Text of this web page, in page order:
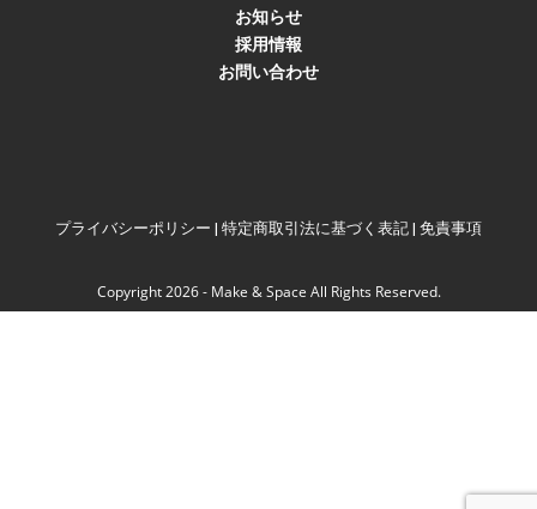
お知らせ
採用情報
お問い合わせ
新規ご予約！
新規ご予約！
プライバシーポリシー | 特定商取引法に基づく表記 | 免責事項
Copyright 2026 - Make & Space All Rights Reserved.